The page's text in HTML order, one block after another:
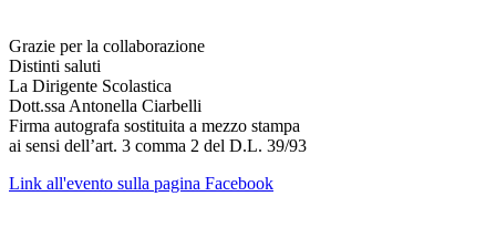
Grazie per la collaborazione
Distinti saluti
La Dirigente Scolastica
Dott.ssa Antonella Ciarbelli
Firma autografa sostituita a mezzo stampa
ai sensi dell’art. 3 comma 2 del D.L. 39/93
Link all'evento sulla pagina Facebook